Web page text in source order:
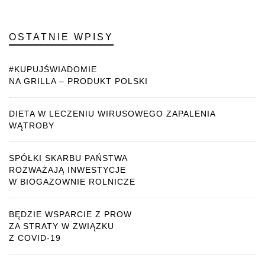
OSTATNIE WPISY
#KUPUJŚWIADOMIE
NA GRILLA – PRODUKT POLSKI
DIETA W LECZENIU WIRUSOWEGO ZAPALENIA
WĄTROBY
SPÓŁKI SKARBU PAŃSTWA
ROZWAŻAJĄ INWESTYCJE
W BIOGAZOWNIE ROLNICZE
BĘDZIE WSPARCIE Z PROW
ZA STRATY W ZWIĄZKU
Z COVID-19